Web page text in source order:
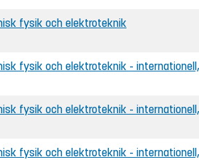
fysik och elektroteknik
fysik och elektroteknik -
fysik och elektroteknik -
fysik och elektroteknik -